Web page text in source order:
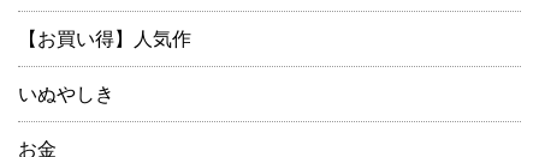
【お買い得】人気作
いぬやしき
お金